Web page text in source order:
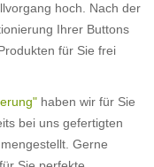
hoch. Nach der
Ihrer Buttons
für Sie frei
haben wir für Sie
bei uns gefertigten
Gerne